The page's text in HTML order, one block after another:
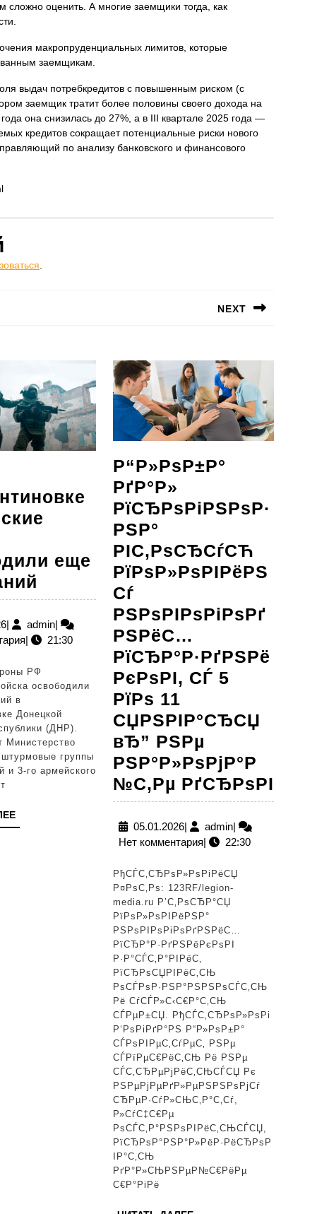
сложно оценить. А многие заемщики тогда, как
макропруденциальных лимитов, которые
заемщикам.
выдач потребкредитов с повышенным риском (с
заемщик тратит более половины своего дохода на
она снизилась до 27%, а в III квартале 2025 года —
кредитов сокращает потенциальные риски нового
по анализу банковского и финансового
.
NEXT
еще
Константиновке
российские
войска
освободили
еще
117
зданий
14.06.2026
| adminadmin
|
| 21:30
РФ
освободили
в
Донецкой
(ДНР).
Министерство
группы
и 3-го армейского
ЧИТАТЬ
ДАЛЕЕ
Р“Р»РѕР±Р°
РґР°Р»
РїСЂРѕРіРЅРѕР·
РЅР°
РІС‚РѕСЂСѓСЋ
РїРѕР»РѕРІРёРЅ
Сѓ
РЅРѕРІРѕРіРѕРґ
РЅРёС…
РїСЂР°Р·РґРЅРё
РєРѕРІ, СЃ 5
РїРѕ 11
СЏРЅРІР°СЂСЏ
вЂ” РЅРµ
РЅР°Р»РѕРјР°Р
№С‚Рµ РґСЂРѕРІ
РґР°Р»
05.01.202605.01.2026
| adminadmin
|
Нет комментария| 22:30
РђСЃС‚СЂРѕР»РѕРіРёСЏ
Р¤РѕС‚Рѕ: 123RF/legion-
media.ru Р’С‚РѕСЂР°СЏ
РїРѕР»РѕРІРёРЅР°
РЅРѕРІРѕРіРѕРґРЅРёС…
РїСЂР°Р·РґРЅРёРєРѕРІ
Р·Р°СЃС‚Р°РІРёС‚
РїСЂРѕСЏРІРёС‚СЊ
РѕСЃРѕР·РЅР°РЅРЅРѕСЃС‚СЊ
Рё СѓСЃР»С‹С€Р°С‚СЊ
СЃРµР±СЏ. РђСЃС‚СЂРѕР»РѕРі
Р‘РѕРіРґР°РЅ Р“Р»РѕР±Р°
СЃРѕРІРµС‚СѓРµС‚ РЅРµ
СЃРїРµС€РёС‚СЊ Рё РЅРµ
СЃС‚СЂРµРјРёС‚СЊСЃСЏ Рє
РЅРµРјРµРґР»РµРЅРЅРѕРјСѓ
СЂРµР·СѓР»СЊС‚Р°С‚Сѓ,
Р»СѓС‡С€Рµ
РѕСЃС‚Р°РЅРѕРІРёС‚СЊСЃСЏ,
РїСЂРѕР°РЅР°Р»РёР·РёСЂРѕР
ІР°С‚СЊ
РґР°Р»СЊРЅРµР№С€РёРµ
С€Р°РіРё